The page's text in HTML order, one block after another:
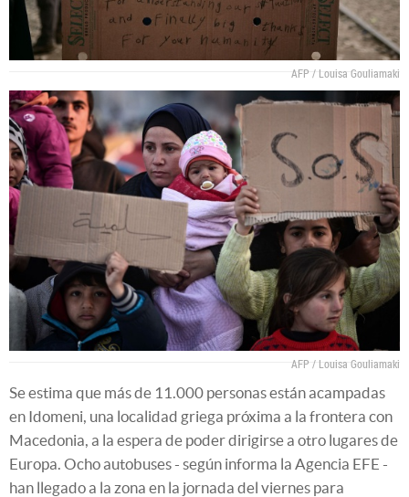
AFP / Louisa Gouliamaki
AFP / Louisa Gouliamaki
Se estima que más de 11.000 personas están acampadas
en Idomeni, una localidad griega próxima a la frontera con
Macedonia, a la espera de poder dirigirse a otro lugares de
Europa. Ocho autobuses - según informa la Agencia EFE -
han llegado a la zona en la jornada del viernes para